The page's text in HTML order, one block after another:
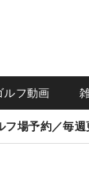
ルフ動画
フ場予約／毎